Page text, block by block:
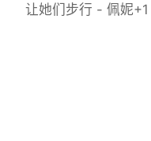
让她们步行 - 佩妮+1